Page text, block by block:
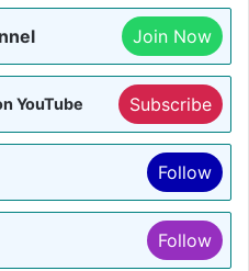
Join Now
YouTube Subscribe
Follow
Follow